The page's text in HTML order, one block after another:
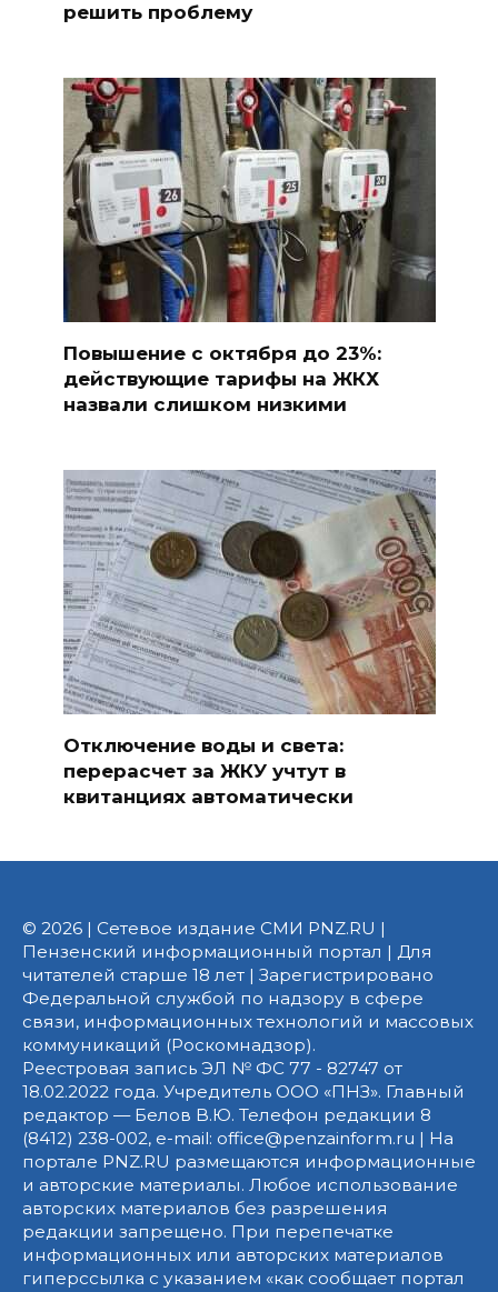
решить проблему
Повышение с октября до 23%:
действующие тарифы на ЖКХ
назвали слишком низкими
Отключение воды и света:
перерасчет за ЖКУ учтут в
квитанциях автоматически
© 2026 | Сетевое издание СМИ PNZ.RU |
Пензенский информационный портал | Для
читателей старше 18 лет | Зарегистрировано
Федеральной службой по надзору в сфере
связи, информационных технологий и массовых
коммуникаций (Роскомнадзор).
Реестровая запись ЭЛ № ФС 77 - 82747 от
18.02.2022 года. Учредитель ООО «ПНЗ». Главный
редактор — Белов В.Ю. Телефон редакции 8
(8412) 238-002, e-mail: office@penzainform.ru | На
портале PNZ.RU размещаются информационные
и авторские материалы. Любое использование
авторских материалов без разрешения
редакции запрещено. При перепечатке
информационных или авторских материалов
гиперссылка с указанием «как сообщает портал